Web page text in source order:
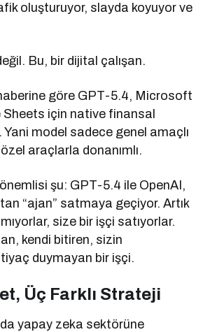
oluşturuyor, slayda koyuyor ve
Bu, bir dijital çalışan.
göre GPT-5.4, Microsoft
Sheets için native finansal
model sadece genel amaçlı
araçlarla donanımlı.
şu: GPT-5.4 ile OpenAI,
“ajan” satmaya geçiyor. Artık
size bir işçi satıyorlar.
kendi bitiren, sizin
duymayan bir işçi.
Üç Farklı Strateji
yapay zeka sektörüne